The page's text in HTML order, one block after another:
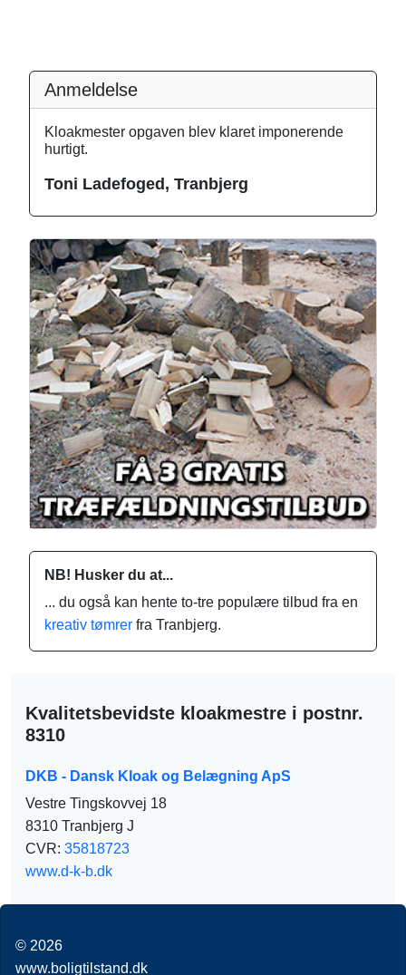
Anmeldelse
Kloakmester opgaven blev klaret imponerende
hurtigt.
Toni Ladefoged, Tranbjerg
NB! Husker du at...
... du også kan hente to-tre populære tilbud fra en
kreativ tømrer fra Tranbjerg.
Kvalitetsbevidste kloakmestre i postnr.
8310
DKB - Dansk Kloak og Belægning ApS
Vestre Tingskovvej 18
8310 Tranbjerg J
CVR: 35818723
www.d-k-b.dk
© 2026
www.boligtilstand.dk